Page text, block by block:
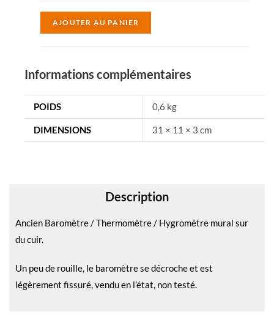
AJOUTER AU PANIER
n
a
t
:
Informations complémentaires
POIDS 0,6 kg
DIMENSIONS 31 × 11 × 3 cm
Description
Ancien Baromètre / Thermomètre / Hygromètre mural sur
du cuir.
Un peu de rouille, le baromètre se décroche et est
légèrement fissuré, vendu en l’état, non testé.